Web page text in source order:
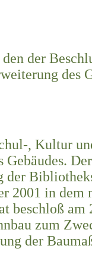
der
des
, Kultur
Gebäudes.
der
2001 in dem
beschloß
zum
der